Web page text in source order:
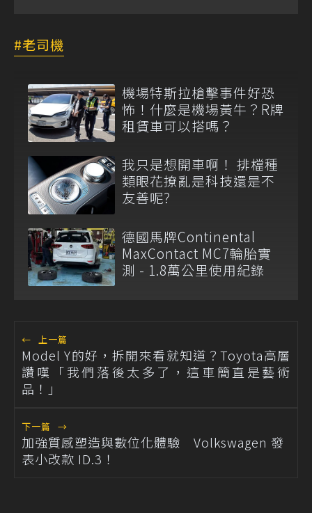
老司機
機場特斯拉槍擊事件好恐
怖！什麼是機場黃牛？R牌
租賃車可以搭嗎？
我只是想開車啊！ 排檔種
類眼花撩亂是科技還是不
友善呢?
德國馬牌Continental
MaxContact MC7輪胎實
測 - 1.8萬公里使用紀錄
← 上一篇
Model Y的好，拆開來看就知道？Toyota高層
讚嘆「我們落後太多了，這車簡直是藝術
品！」
下一篇 →
加強質感塑造與數位化體驗 Volkswagen 發
表小改款 ID.3！